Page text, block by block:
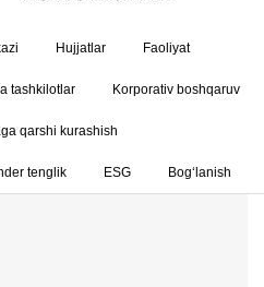
Hujjatlar Faoliyat
tashkilotlar Korporativ boshqaruv
qarshi kurashish
tenglik ESG Bog‘lanish